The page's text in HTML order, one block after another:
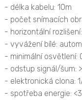
- délka kabelu: 10m
- počet snímacích
- horizontální
- vyvážení bílé:
- minimální osvětlení:
- odstup signál/šum:
- elektronická clona:
- spotřeba energie: